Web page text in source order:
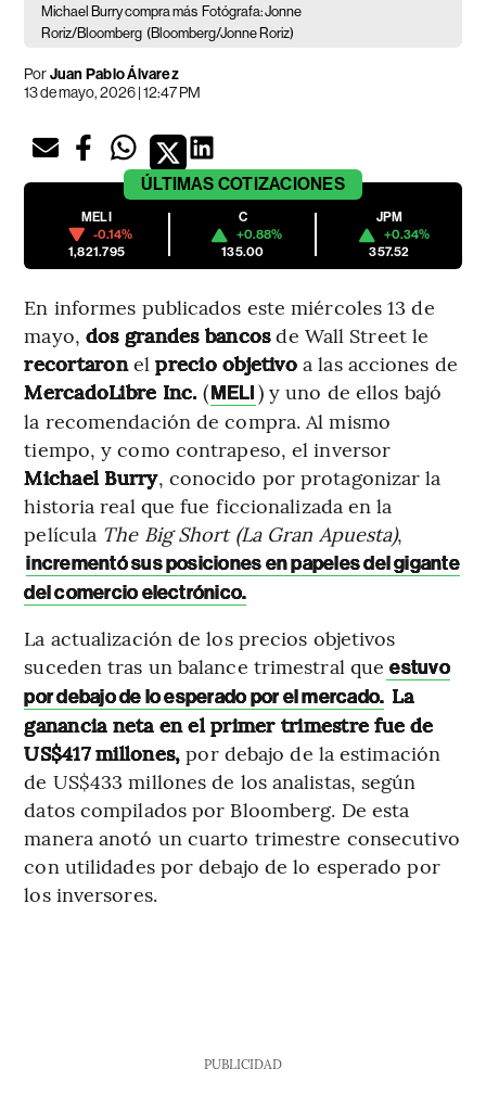
Michael Burry compra más Fotógrafa: Jonne
Roriz/Bloomberg (Bloomberg/Jonne Roriz)
PorJuan Pablo Álvarez
13 de mayo, 2026 | 12:47 PM
ÚLTIMAS COTIZACIONES
MELI
-0.14%
1,821.795
C
+0.88%
135.00
JPM
+0.34%
357.52
En informes publicados este miércoles 13 de
mayo, dos grandes bancosde Wall Street le
recortaronelprecio objetivoa las acciones de
MercadoLibre Inc. (MELI) y uno de ellos bajó
la recomendación de compra. Al mismo
tiempo, y como contrapeso, el inversor
Michael Burry, conocido por protagonizar la
historia real que fue ficcionalizada en la
película The Big Short (La Gran Apuesta),
incrementó sus posiciones en papeles del gigante
del comercio electrónico.
La actualización de los precios objetivos
suceden tras un balance trimestral que estuvo
por debajo de lo esperado por el mercado. La
ganancia neta en el primer trimestre fue de
US$417 millones, por debajo de la estimación
de US$433 millones de los analistas, según
datos compilados por Bloomberg. De esta
manera anotó un cuarto trimestre consecutivo
con utilidades por debajo de lo esperado por
los inversores.
PUBLICIDAD